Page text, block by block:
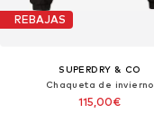
REBAJAS
SUPERDRY & CO
Chaqueta de invierno
115,00€